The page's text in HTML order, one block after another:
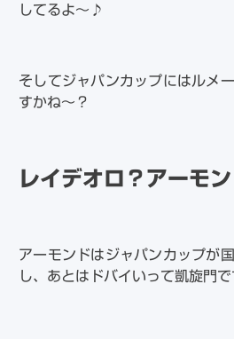
してるよ～♪
そしてジャパンカップにはルメ
すかね～？
レイデオロ？アーモ
アーモンドはジャパンカップが
し、あとはドバイいって凱旋門